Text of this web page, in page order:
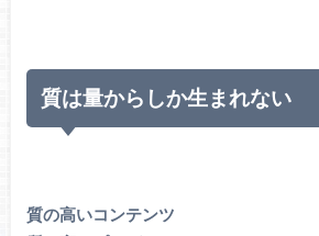
質は量からしか生まれない
質の高いコンテンツ